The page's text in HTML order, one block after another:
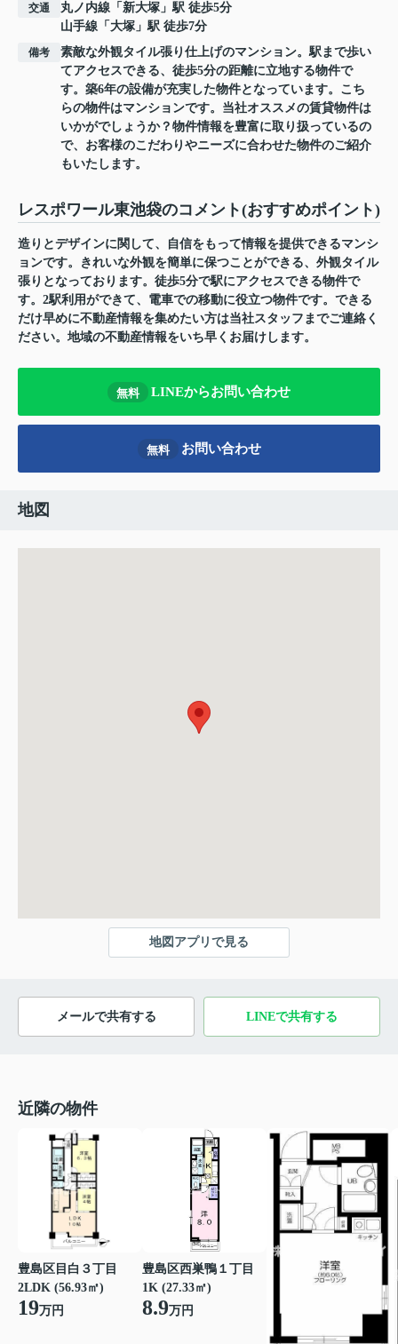
交通 丸ノ内線 「 新大塚 」駅 徒歩5分
山手線 「 大塚 」駅 徒歩7分
備考
素敵な外観タイル張り仕上げのマンション。駅まで歩い
てアクセスできる、徒歩5分の距離に立地する物件で
す。築6年の設備が充実した物件となっています。こち
らの物件はマンションです。当社オススメの賃貸物件は
いかがでしょうか？物件情報を豊富に取り扱っているの
で、お客様のこだわりやニーズに合わせた物件のご紹介
もいたします。
レスポワール東池袋のコメント(おすすめポイント)
造りとデザインに関して、自信をもって情報を提供できるマンシ
ョンです。きれいな外観を簡単に保つことができる、外観タイル
張りとなっております。徒歩5分で駅にアクセスできる物件で
す。2駅利用ができて、電車での移動に役立つ物件です。できる
だけ早めに不動産情報を集めたい方は当社スタッフまでご連絡く
ださい。地域の不動産情報をいち早くお届けします。
無料 LINEからお問い合わせ
無料 お問い合わせ
地図
地図アプリで見る
メールで共有する LINEで共有する
近隣の物件
豊島区目白３丁目
2LDK (56.93㎡)
19万円
豊島区西巣鴨１丁目
1K (27.33㎡)
8.9万円